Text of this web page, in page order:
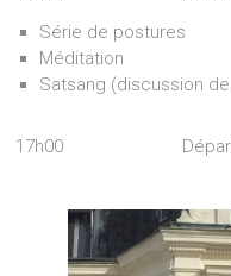
Série de postures
Méditation
Satsang (discussion
17h00